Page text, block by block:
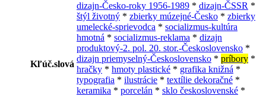
Kľúč.slová
dizajn-Česko-roky 1956-1989 * dizajn-ČSSR *
štýl životný * zbierky múzejné-Česko * zbierky
umelecké-sprievodca * socializmus-kultúra
hmotná * socializmus-reklama * dizajn
produktový-2. pol. 20. stor.-Československo *
dizajn priemyselný-Československo * príbory *
hračky * hmoty plastické * grafika knižná *
typografia * ilustrácie * textílie dekoračné *
keramika * porcelán * sklo československé *